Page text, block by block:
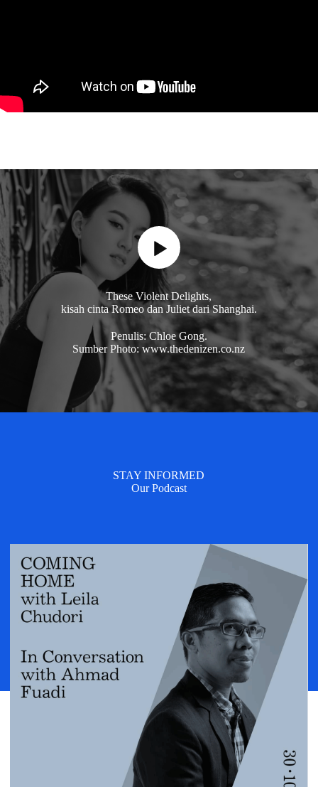
These Violent Delights,
kisah cinta Romeo dan Juliet dari Shanghai.
Penulis: Chloe Gong.
Sumber Photo: www.thedenizen.co.nz
STAY INFORMED
Our Podcast